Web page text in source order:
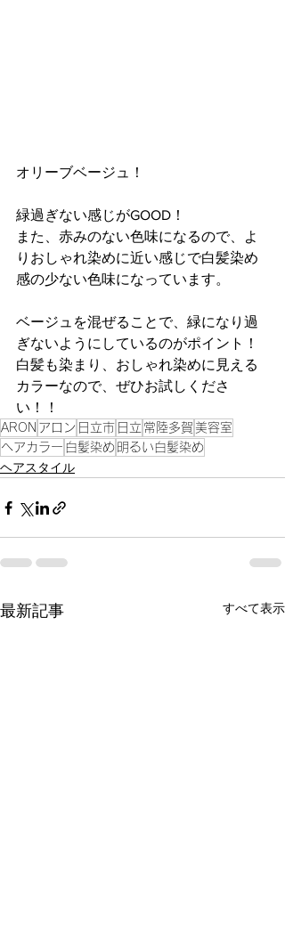
オリーブベージュ！
緑過ぎない感じがGOOD！
また、赤みのない色味になるので、よ
りおしゃれ染めに近い感じで白髪染め
感の少ない色味になっています。
ベージュを混ぜることで、緑になり過
ぎないようにしているのがポイント！
白髪も染まり、おしゃれ染めに見える
カラーなので、ぜひお試しくださ
い！！
ARON アロン 日立市 日立 常陸多賀 美容室
ヘアカラー 白髪染め 明るい白髪染め
ヘアスタイル
最新記事 すべて表示